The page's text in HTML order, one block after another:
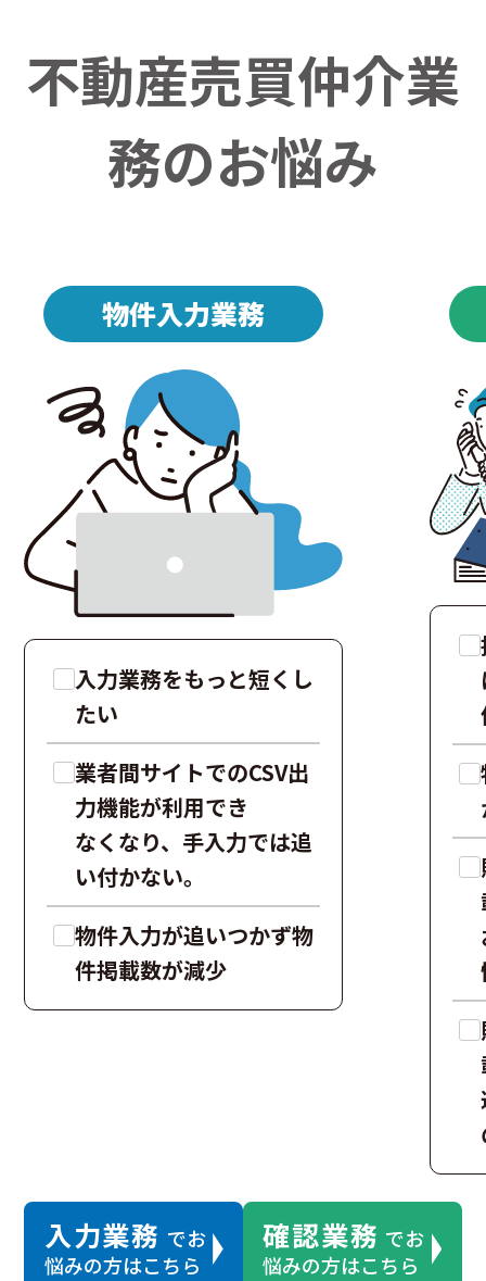
不動産売買仲介業
務のお悩み
物件入力業務
入力業務をもっと短くし
たい
業者間サイトでのCSV出
力機能が利用でき
なくなり、手入力では追
い付かない。
物件入力が追いつかず物
件掲載数が減少
入力業務 でお
悩みの方はこちら
確認業務 でお
悩みの方はこちら